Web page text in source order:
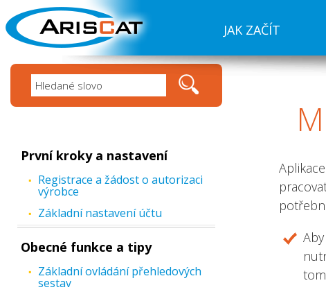
JAK ZAČÍT
První kroky a nastavení
Registrace a žádost o autorizaci
výrobce
Základní nastavení účtu
Obecné funkce a tipy
Základní ovládání přehledových
sestav